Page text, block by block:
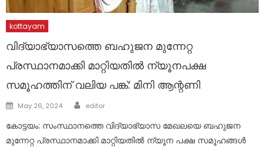
kottayam
വിദ്യാഭ്യാസത്തെ ബഹുജന മുന്നേറ്റ
പ്രസ്ഥാനമാക്കി മാറ്റിയതിൽ ന്യൂനപക്ഷ
സമൂഹത്തിന് വലിയ പങ്ക്: മിനി ആന്റണി
Posted
May 26, 2024 Author
editor
കോട്ടയം: സംസ്ഥാനത്തെ വിദ്യാഭ്യാസ മേഖലയെ ബഹുജന
മുന്നേറ്റ പ്രസ്ഥാനമാക്കി മാറ്റിയതിൽ ന്യൂന പക്ഷ സമൂഹങ്ങൾ